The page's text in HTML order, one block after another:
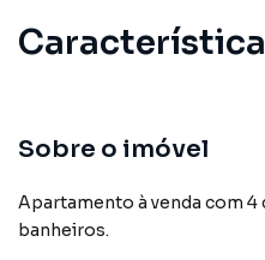
Sobre o imóvel
Apartamento à venda com 4
banheiros.